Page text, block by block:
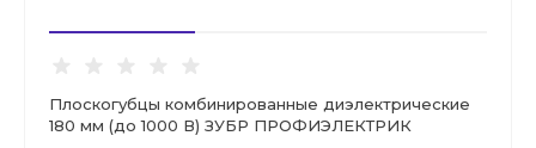
Плоскогубцы комбинированные диэлектрические
180 мм (до 1000 В) ЗУБР ПРОФИЭЛЕКТРИК